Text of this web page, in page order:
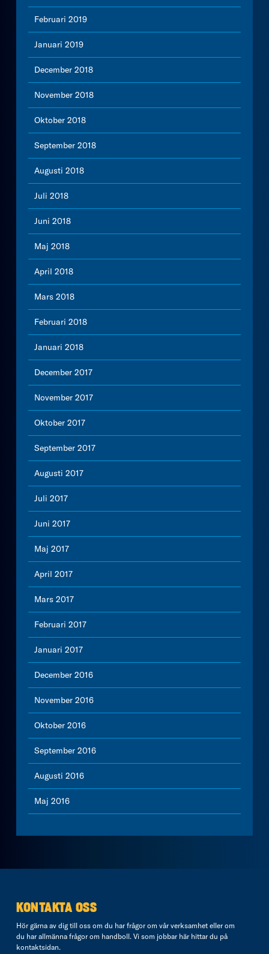
Februari 2019
Januari 2019
December 2018
November 2018
Oktober 2018
September 2018
Augusti 2018
Juli 2018
Juni 2018
Maj 2018
April 2018
Mars 2018
Februari 2018
Januari 2018
December 2017
November 2017
Oktober 2017
September 2017
Augusti 2017
Juli 2017
Juni 2017
Maj 2017
April 2017
Mars 2017
Februari 2017
Januari 2017
December 2016
November 2016
Oktober 2016
September 2016
Augusti 2016
Maj 2016
KONTAKTA OSS
Hör gärna av dig till oss om du har frågor om vår verksamhet eller om
du har allmänna frågor om handboll. Vi som jobbar här hittar du på
kontaktsidan.